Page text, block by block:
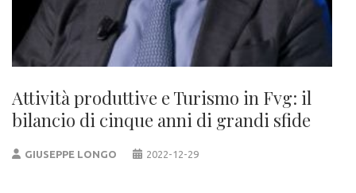
Attività produttive e Turismo in Fvg: il
bilancio di cinque anni di grandi sfide
GIUSEPPE LONGO 2022-12-29